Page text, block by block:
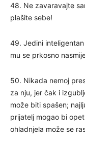
48. Ne zavaravajte
plašite sebe!
49. Jedini
mu se prkosno
50. Nikada nemoj
za nju, jer čak i
može biti spašen;
prijatelj mogao bi
ohladnjela može se